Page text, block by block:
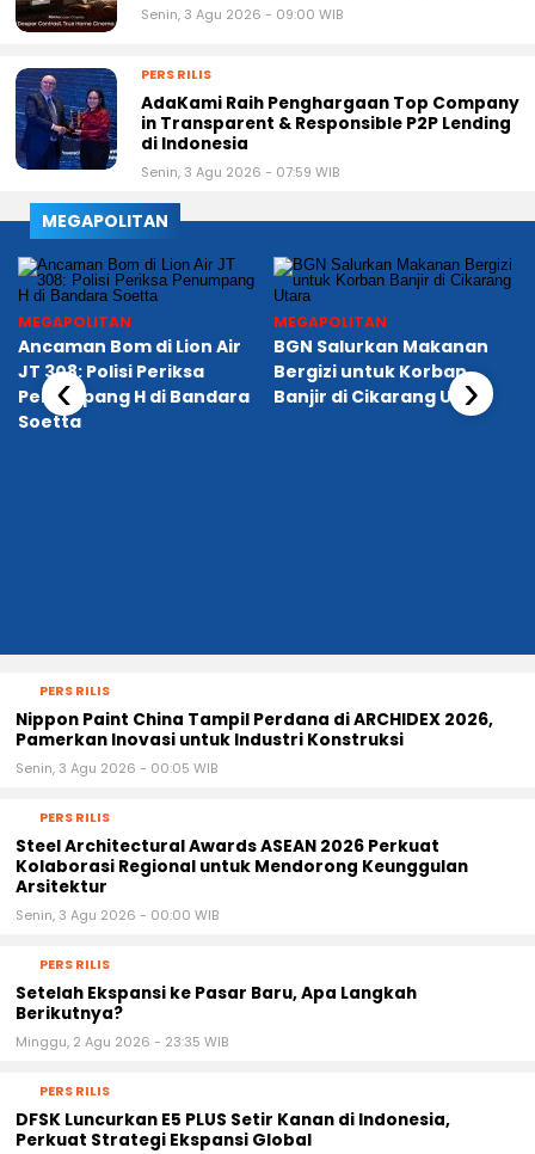
Senin, 3 Agu 2026 - 09:00 WIB
PERS RILIS
AdaKami Raih Penghargaan Top Company
in Transparent & Responsible P2P Lending
di Indonesia
Senin, 3 Agu 2026 - 07:59 WIB
MEGAPOLITAN
MEGAPOLITAN
Ancaman Bom di Lion Air
JT 308: Polisi Periksa
Penumpang H di Bandara
Soetta
MEGAPOLITAN
BGN Salurkan Makanan
Bergizi untuk Korban
Banjir di Cikarang Utara
‹ ›
PERS RILIS
Nippon Paint China Tampil Perdana di ARCHIDEX 2026,
Pamerkan Inovasi untuk Industri Konstruksi
Senin, 3 Agu 2026 - 00:05 WIB
PERS RILIS
Steel Architectural Awards ASEAN 2026 Perkuat
Kolaborasi Regional untuk Mendorong Keunggulan
Arsitektur
Senin, 3 Agu 2026 - 00:00 WIB
PERS RILIS
Setelah Ekspansi ke Pasar Baru, Apa Langkah
Berikutnya?
Minggu, 2 Agu 2026 - 23:35 WIB
PERS RILIS
DFSK Luncurkan E5 PLUS Setir Kanan di Indonesia,
Perkuat Strategi Ekspansi Global